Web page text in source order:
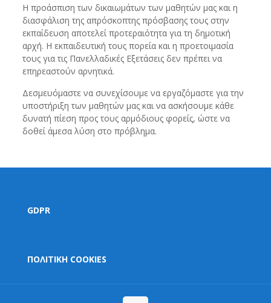
Η προάσπιση των δικαιωμάτων των μαθητών μας και η
διασφάλιση της απρόσκοπτης πρόσβασης τους στην
εκπαίδευση αποτελεί προτεραιότητα για τη δημοτική
αρχή. Η εκπαιδευτική τους πορεία και η προετοιμασία
τους για τις Πανελλαδικές Εξετάσεις δεν πρέπει να
επηρεαστούν αρνητικά.
Δεσμευόμαστε να συνεχίσουμε να εργαζόμαστε για την
υποστήριξη των μαθητών μας και να ασκήσουμε κάθε
δυνατή πίεση προς τους αρμόδιους φορείς, ώστε να
δοθεί άμεσα λύση στο πρόβλημα.
GDPR
ΠΟΛΙΤΙΚΗ COOKIES